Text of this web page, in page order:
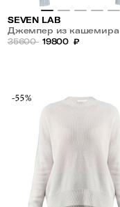
SEVEN LAB
Джемпер из кашемира
35600 19800 ₽
-55%